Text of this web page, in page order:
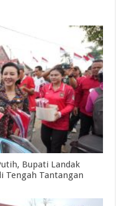
Bupati Landak
Tengah Tantangan